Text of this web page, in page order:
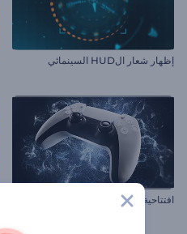
إظهار شعار الHUD السينمائي
افتتاحية جهاز تحكم بالألعاب